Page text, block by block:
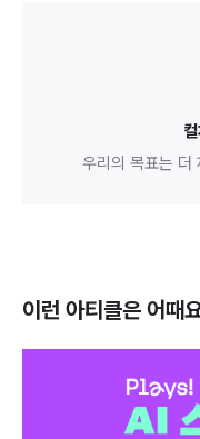
우리의 목표는 더
이런 아티클은 어때